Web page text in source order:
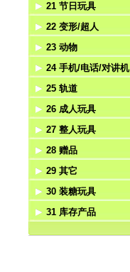
饰品
洁具
其它系列套装
工艺
香水座/香座
音乐盒
精品
手电筒
警察套
军人
消防套
海盗
西部牛仔
钓鱼
电动钓鱼
上链钓鱼
21 节日玩具
圣诞节
万圣节（鬼节）
面具
22 变形/超人
变形机器人
其它超人系列
23 动物
非电动动物
电动动物
遥控动物
回力动物
惯性动物
上链动物
拉线动物
压力动物
挺力动物
24 手机/电话/对讲机
手机
电话
对讲机
25 轨道
轨道26 成人玩具
成人玩具
电动成人玩具
27 整人玩具
整人玩具
28 赠品
赠品29 其它
非电动
其它电动类
30 装糖玩具
装糖玩具
31 库存产品
库存产品